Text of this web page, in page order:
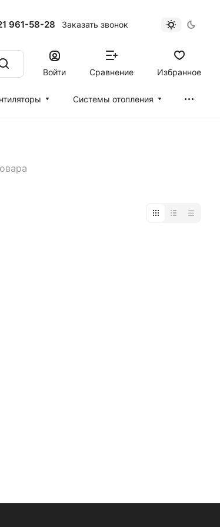
961-58-28 Заказать звонок
Войти Сравнение Избранное
Cистемы отопления